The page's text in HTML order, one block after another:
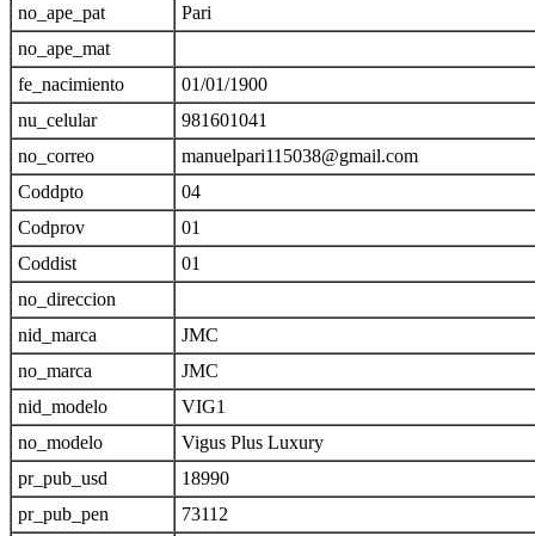
no_ape_pat
Pari
no_ape_mat
fe_nacimiento
01/01/1900
nu_celular
981601041
no_correo
manuelpari115038@gmail.com
Coddpto
04
Codprov
01
Coddist
01
no_direccion
nid_marca
JMC
no_marca
JMC
nid_modelo
VIG1
no_modelo
Vigus Plus Luxury
pr_pub_usd
18990
pr_pub_pen
73112